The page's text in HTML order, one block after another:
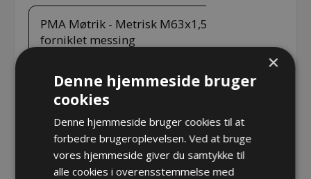
PMA Møtrik - Metrisk M63x1,5,
forniklet messing
PMA Møtrik - Metrisk M63x1,5, forniklet messing
Producent: PMA - ABB Schweitzerland Ltd
Opret konto for at se priser
×
Denne hjemmeside bruger
cookies
Denne hjemmeside bruger cookies til at
forbedre brugeroplevelsen. Ved at bruge
vores hjemmeside giver du samtykke til
alle cookies i overensstemmelse med